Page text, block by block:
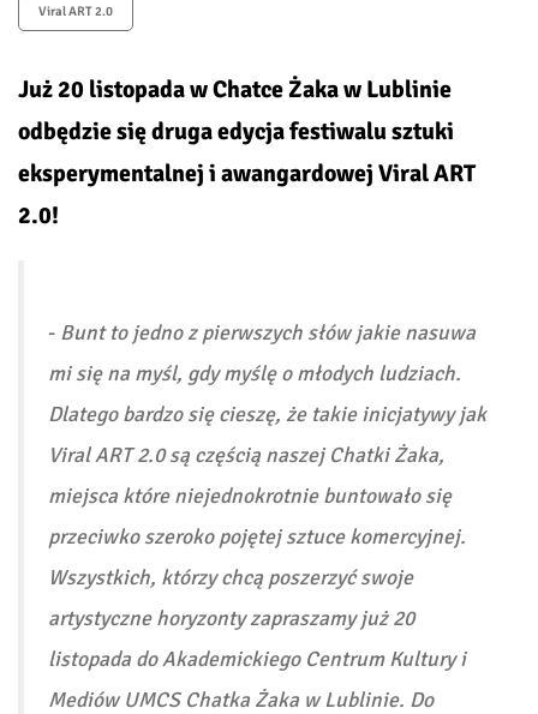
Viral ART 2.0
Już 20 listopada w Chatce Żakaw Lublinie
odbędzie się druga edycja festiwalu sztuki
eksperymentalnej i awangardowej Viral ART
2.0!
- Bunt to jedno z pierwszych słów jakie nasuwa
mi się na myśl, gdy myślę o młodych ludziach.
Dlatego bardzo się cieszę, że takie inicjatywy jak
Viral ART 2.0 są częścią naszej Chatki Żaka,
miejsca które niejednokrotnie buntowało się
przeciwko szeroko pojętej sztuce komercyjnej.
Wszystkich, którzy chcą poszerzyć swoje
artystyczne horyzonty zapraszamy już 20
listopada do Akademickiego Centrum Kultury i
Mediów UMCS Chatka Żaka w Lublinie. Do